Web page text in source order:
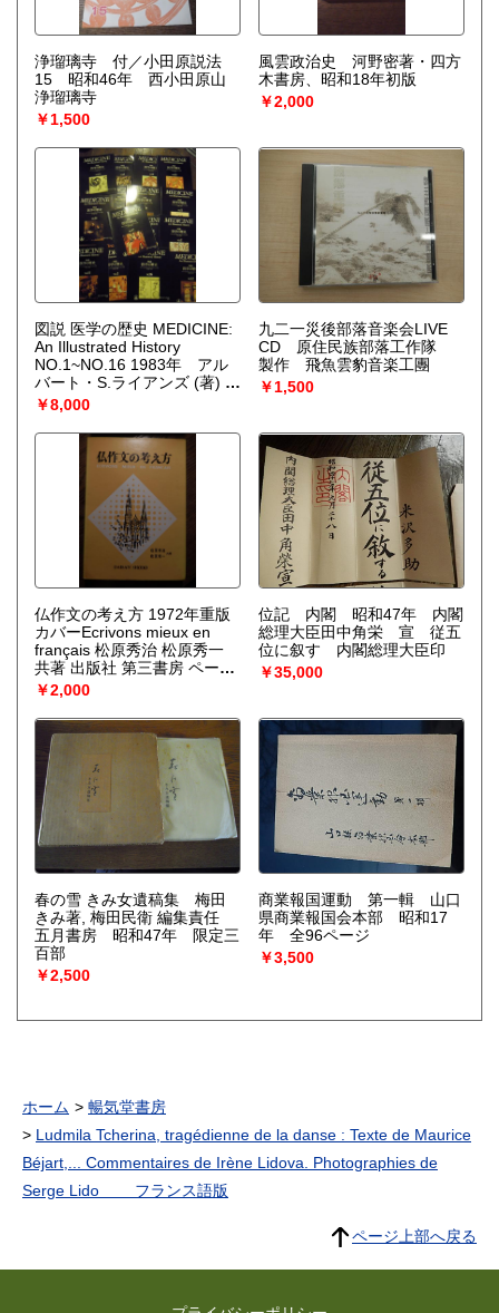
浄瑠璃寺 付／小田原説法
15 昭和46年 西小田原山
浄瑠璃寺
￥1,500
風雲政治史 河野密著・四方
木書房、昭和18年初版
￥2,000
図説 医学の歴史 MEDICINE:
An Illustrated History
NO.1~NO.16 1983年 アル
バート・S.ライアンズ (著) R.
ジョセフ・ペトルセリ (著)
小川鼎三 (翻訳) 日本ベーリ
ンガーインゲルハイム
￥8,000
九二一災後部落音楽会LIVE
CD 原住民族部落工作隊
製作 飛魚雲豹音楽工團
￥1,500
仏作文の考え方 1972年重版
カバーEcrivons mieux en
français 松原秀治 松原秀一
共著 出版社 第三書房 ページ
￥2,000
位記 内閣 昭和47年 内閣
総理大臣田中角栄 宣 従五
位に叙す 内閣総理大臣印
￥35,000
春の雪 きみ女遺稿集 梅田
きみ著, 梅田民衛 編集責任
五月書房 昭和47年 限定三
百部
￥2,500
商業報国運動 第一輯 山口
県商業報国会本部 昭和17
年 全96ページ
￥3,500
ホーム
暢気堂書房
Ludmila Tcherina, tragédienne de la danse : Texte de Maurice
Béjart,... Commentaires de Irène Lidova. Photographies de
Serge Lido フランス語版
ページ上部へ戻る